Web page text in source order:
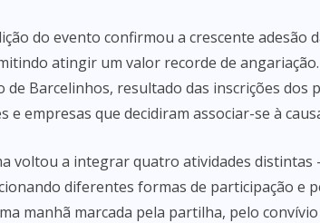
do evento confirmou a crescente adesão
atingir um valor recorde de
de Barcelinhos, resultado das inscrições
e empresas que decidiram associar-se à
voltou a integrar quatro atividades distintas
diferentes formas de participação e
manhã marcada pela partilha, pelo